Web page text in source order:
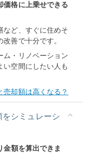
価格に上乗せできる
など、すぐに住めそ
善で十分です。
ム・リノベーション
い空間にしたい人も
売却額は高くなる？
シミュレーシ
額を算出できま